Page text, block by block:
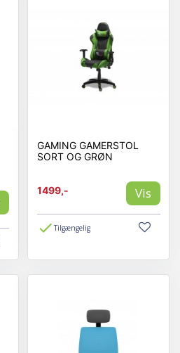
GAMING GAMERSTOL
SORT OG GRØN
1499,- Vis
Tilgængelig